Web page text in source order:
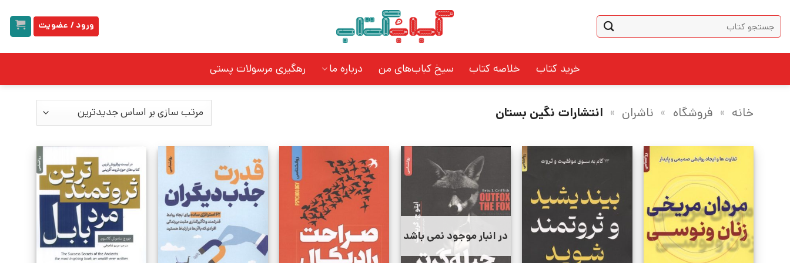
content
جستجو
برای:
ورود / عضویت
خرید کتاب خلاصه کتاب سیخ کباب‌های من درباره ما رهگیری مرسولات پستی
خانه » فروشگاه » ناشران » انتشارات نگین بستان
در انبار موجود نمی باشد